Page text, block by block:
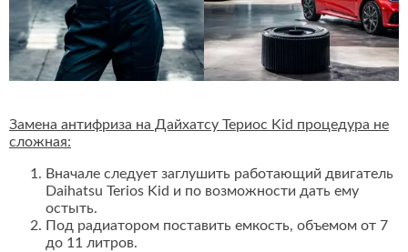
Замена антифриза на Дайхатсу Териос Kid процедура не
сложная:
Вначале следует заглушить работающий двигатель
Daihatsu Terios Kid и по возможности дать ему
остыть.
Под радиатором поставить емкость, объемом от 7
до 11 литров.